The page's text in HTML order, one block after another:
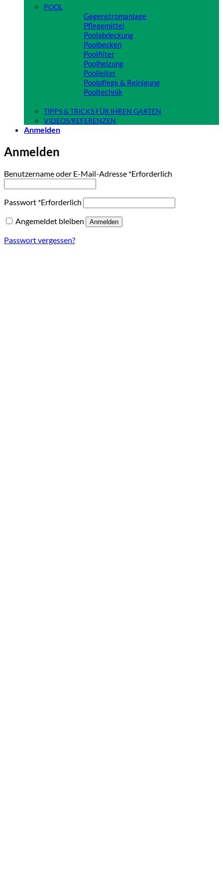
POOL
Gegenstromanlage
Pflegemittel
Poolabdeckung
Poolbecken
Poolfilter
Poolheizung
Poolleiter
Poolpflege & Reinigung
Pooltechnik
TIPPS & TRICKS FÜR IHREN GARTEN
VIDEOS/REFERENZEN
Anmelden
Anmelden
Benutzername oder E-Mail-Adresse *Erforderlich
Passwort *Erforderlich
Angemeldet bleiben
Anmelden
Passwort vergessen?